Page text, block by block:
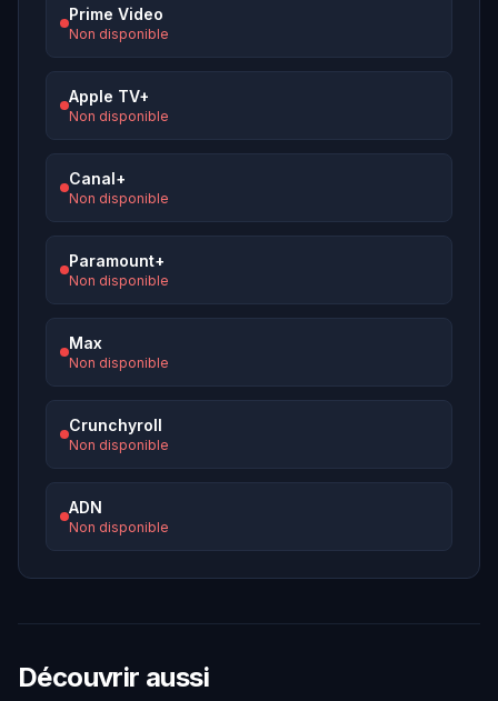
Prime Video
Non disponible
Apple TV+
Non disponible
Canal+
Non disponible
Paramount+
Non disponible
Max
Non disponible
Crunchyroll
Non disponible
ADN
Non disponible
Découvrir aussi